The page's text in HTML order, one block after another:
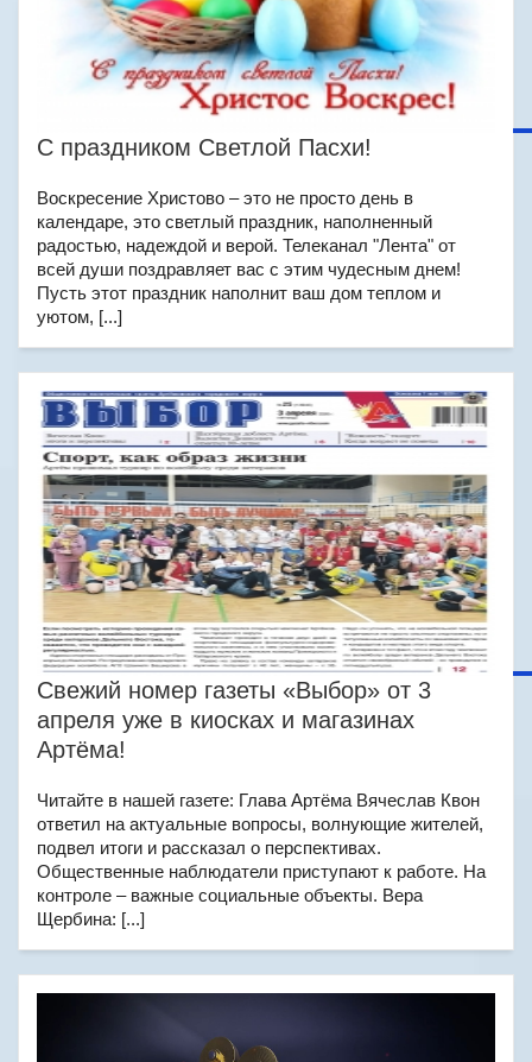
С праздником Светлой Пасхи!
Воскресение Христово – это не просто день в
календаре, это светлый праздник, наполненный
радостью, надеждой и верой. Телеканал "Лента" от
всей души поздравляет вас с этим чудесным днем!
Пусть этот праздник наполнит ваш дом теплом и
уютом, [...]
Свежий номер газеты «Выбор» от 3
апреля уже в киосках и магазинах
Артёма!
Читайте в нашей газете: Глава Артёма Вячеслав Квон
ответил на актуальные вопросы, волнующие жителей,
подвел итоги и рассказал о перспективах.
Общественные наблюдатели приступают к работе. На
контроле – важные социальные объекты. Вера
Щербина: [...]